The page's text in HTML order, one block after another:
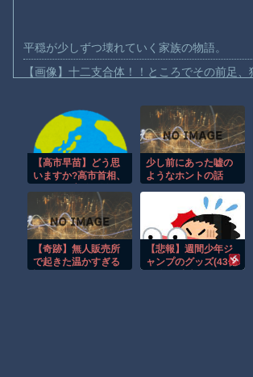
平穏が少しずつ壊れていく家族の物語。
【画像】十二支合体！！ところでその前足、
【動画】逃げる判断はやっ！埼玉でスマホ
【動画】よく助けられたな。岐阜の川で外
渡邊渚さん「私がPTSDと診断された当時
【朗報】Amazon、汗が飛び散る灼熱の「
【動画】高速道路を走行中の車からリアガ
子供向け漫画、謎の闇の大会に参加しがち問
【高市早苗】どう思
いますか?高市首相、
怒!!!
少し前にあった嘘の
ようなホントの話
【奇跡】無人販売所
で起きた温かすぎる
【悲報】週間少年ジ
ャンプのグッズ(43億